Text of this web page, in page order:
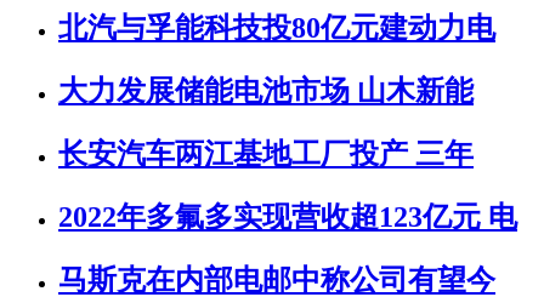
北汽与孚能科技投80亿元建动力电
大力发展储能电池市场 山木新能
长安汽车两江基地工厂投产 三年
2022年多氟多实现营收超123亿元 电
马斯克在内部电邮中称公司有望今